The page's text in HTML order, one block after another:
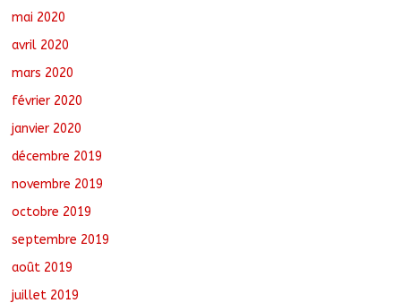
mai 2020
avril 2020
mars 2020
février 2020
janvier 2020
décembre 2019
novembre 2019
octobre 2019
septembre 2019
août 2019
juillet 2019